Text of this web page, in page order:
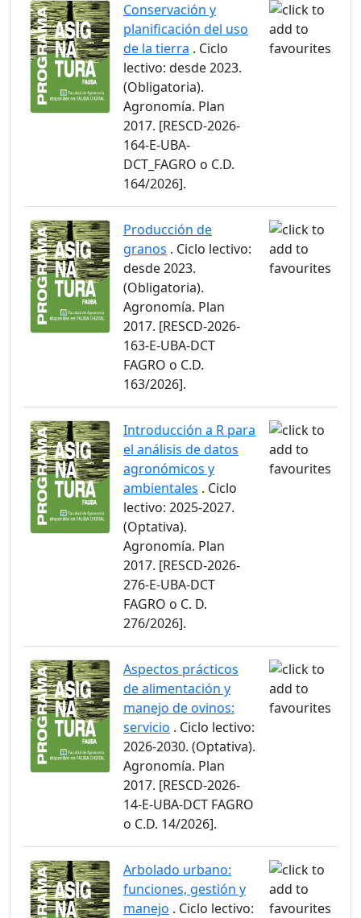
Conservación y
planificación del uso
de la tierra . Ciclo
lectivo: desde 2023.
(Obligatoria).
Agronomía. Plan
2017. [RESCD-2026-
164-E-UBA-
DCT_FAGRO o C.D.
164/2026].
Producción de
granos . Ciclo lectivo:
desde 2023.
(Obligatoria).
Agronomía. Plan
2017. [RESCD-2026-
163-E-UBA-DCT
FAGRO o C.D.
163/2026].
Introducción a R para
el análisis de datos
agronómicos y
ambientales . Ciclo
lectivo: 2025-2027.
(Optativa).
Agronomía. Plan
2017. [RESCD-2026-
276-E-UBA-DCT
FAGRO o C. D.
276/2026].
Aspectos prácticos
de alimentación y
manejo de ovinos:
servicio . Ciclo lectivo:
2026-2030. (Optativa).
Agronomía. Plan
2017. [RESCD-2026-
14-E-UBA-DCT FAGRO
o C.D. 14/2026].
Arbolado urbano:
funciones, gestión y
manejo . Ciclo lectivo: